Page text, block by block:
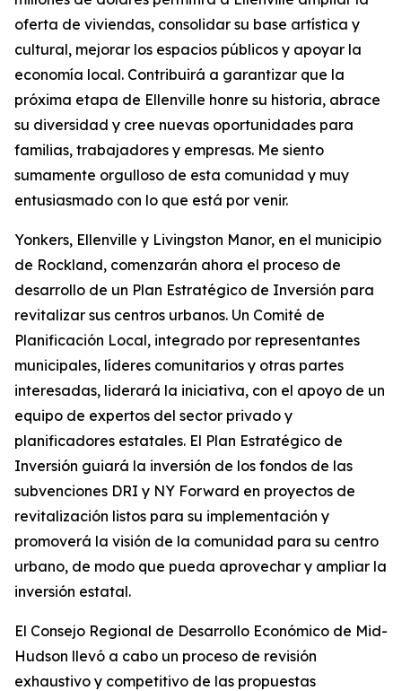
oferta de viviendas, consolidar su base artística y
cultural, mejorar los espacios públicos y apoyar la
economía local. Contribuirá a garantizar que la
próxima etapa de Ellenville honre su historia, abrace
su diversidad y cree nuevas oportunidades para
familias, trabajadores y empresas. Me siento
sumamente orgulloso de esta comunidad y muy
entusiasmado con lo que está por venir.
Yonkers, Ellenville y Livingston Manor, en el municipio
de Rockland, comenzarán ahora el proceso de
desarrollo de un Plan Estratégico de Inversión para
revitalizar sus centros urbanos. Un Comité de
Planificación Local, integrado por representantes
municipales, líderes comunitarios y otras partes
interesadas, liderará la iniciativa, con el apoyo de un
equipo de expertos del sector privado y
planificadores estatales. El Plan Estratégico de
Inversión guiará la inversión de los fondos de las
subvenciones DRI y NY Forward en proyectos de
revitalización listos para su implementación y
promoverá la visión de la comunidad para su centro
urbano, de modo que pueda aprovechar y ampliar la
inversión estatal.
El Consejo Regional de Desarrollo Económico de Mid-
Hudson llevó a cabo un proceso de revisión
exhaustivo y competitivo de las propuestas